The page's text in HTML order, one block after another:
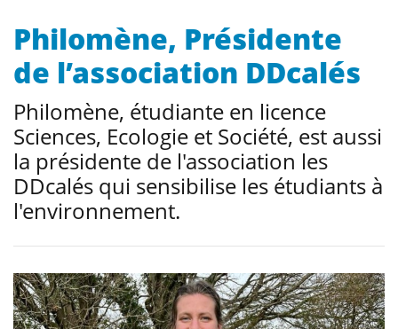
Philomène, Présidente
de l’association DDcalés
Philomène, étudiante en licence
Sciences, Ecologie et Société, est aussi
la présidente de l'association les
DDcalés qui sensibilise les étudiants à
l'environnement.